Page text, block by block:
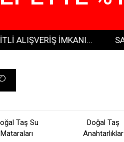
İMKANI... SATIŞ
Taş Su
Mataraları
Doğal Taş
Anahtarlıklar